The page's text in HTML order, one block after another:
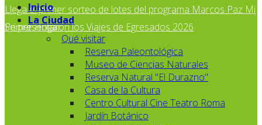
Llega el primer sorteo de lotes del programa Marcos Paz Mi
Primer Hogar
Se presentaron los Viajes de Egresados 2026
Inicio
La Ciudad
Qué visitar
Reserva Paleontológica
Museo de Ciencias Naturales
Reserva Natural "El Durazno"
Casa de la Cultura
Centro Cultural Cine Teatro Roma
Jardín Botánico